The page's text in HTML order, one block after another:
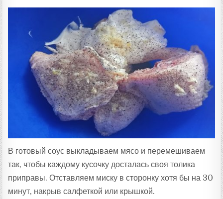
В готовый соус выкладываем мясо и перемешиваем
так, чтобы каждому кусочку досталась своя толика
приправы. Отставляем миску в сторонку хотя бы на 30
минут, накрыв салфеткой или крышкой.